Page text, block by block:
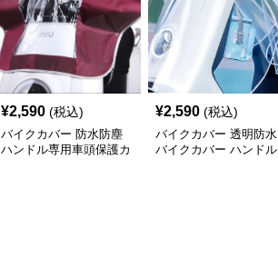
¥2,590 (税込)
バイクカバー 防水防塵
ハンドル専用車頭保護カ
¥2,590 (税込)
バイクカバー 透明防水
バイクカバー ハンドル